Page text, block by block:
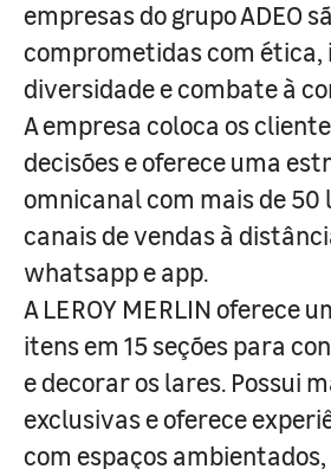
empresas do grupo ADEO
comprometidas com ética,
diversidade e combate à
A empresa coloca os
decisões e oferece uma
omnicanal com mais de 50
canais de vendas à
whatsapp e app.
A LEROY MERLIN oferece
itens em 15 seções para
e decorar os lares. Possui
exclusivas e oferece
com espaços